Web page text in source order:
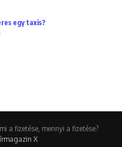
egy taxis?
a fizetése, mennyi a fizetése?
X